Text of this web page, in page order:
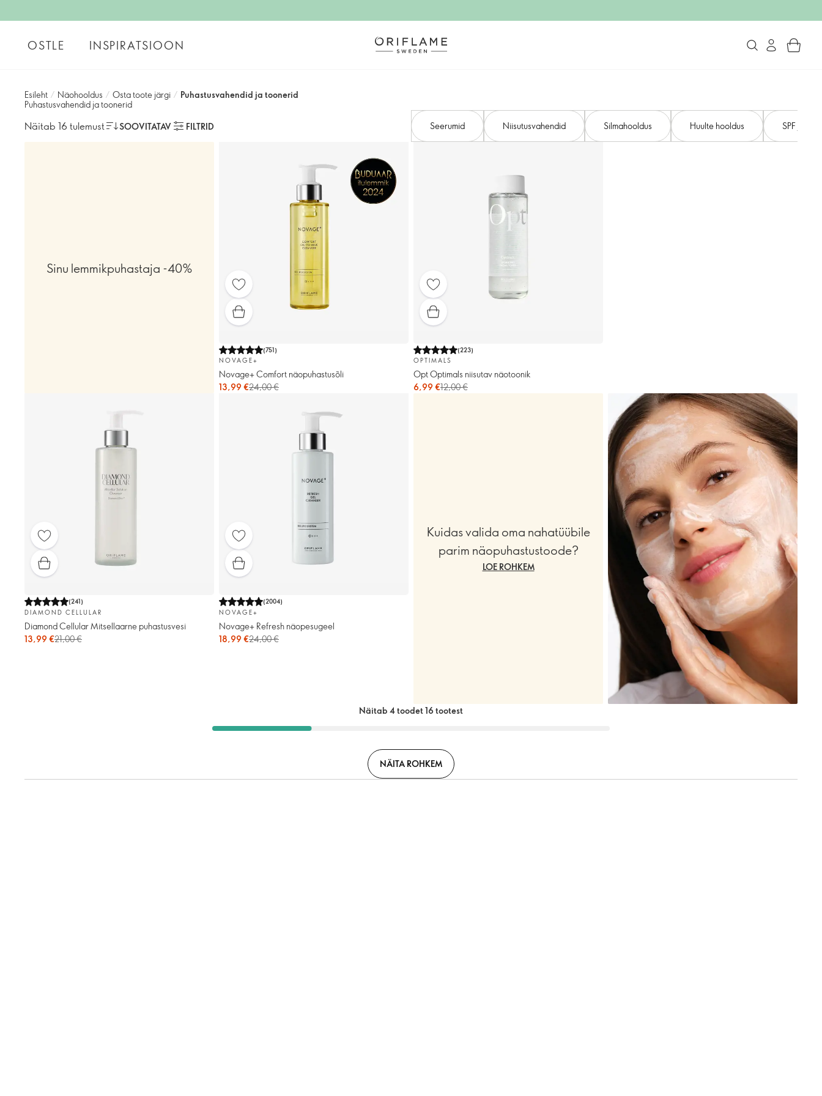
OSTLE INSPIRATSIOON
Esileht / Näohooldus / Osta toote järgi / Puhastusvahendid ja toonerid
Puhastusvahendid ja toonerid
Näitab 16 tulemust SOOVITATAV FILTRID Seerumid Niisutusvahendid Silmahooldus Huulte hooldus SPF ja
Sinu lemmikpuhastaja -40%
(751)
NOVAGE+
Novage+ Comfort näopuhastusõli
13,99 €24,00 €
(223)
OPTIMALS
Opt Optimals niisutav näotoonik
6,99 €12,00 €
(241)
DIAMOND CELLULAR
Diamond Cellular Mitsellaarne puhastusvesi
13,99 €21,00 €
(2004)
NOVAGE+
Novage+ Refresh näopesugeel
18,99 €24,00 €
Kuidas valida oma nahatüübile
parim näopuhastustoode?
LOE ROHKEM
Näitab 4 toodet 16 tootest
NÄITA ROHKEM